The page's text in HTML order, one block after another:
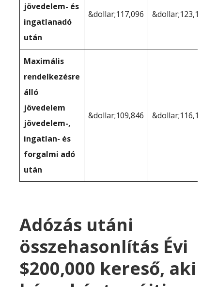
jövedelem- és
ingatlanadó
után
&dollar;117,096 &dollar;123,158
Maximális
rendelkezésre
álló
jövedelem
jövedelem-,
ingatlan- és
forgalmi adó
után
&dollar;109,846 &dollar;116,187
Adózás utáni
összehasonlítás Évi
$200,000 kereső, aki